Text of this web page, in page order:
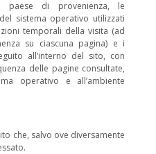
di provenienza, le
sistema operativo utilizzati
temporali della visita (ad
su ciascuna pagina) e i
all’interno del sito, con
delle pagine consultate,
operativo e all’ambiente
che, salvo ove diversamente